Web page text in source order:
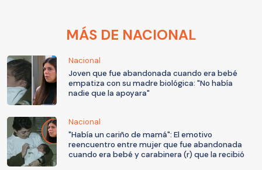
MÁS DE NACIONAL
Nacional
Joven que fue abandonada cuando era bebé
empatiza con su madre biológica: "No había
nadie que la apoyara"
Nacional
"Había un cariño de mamá": El emotivo
reencuentro entre mujer que fue abandonada
cuando era bebé y carabinera (r) que la recibió